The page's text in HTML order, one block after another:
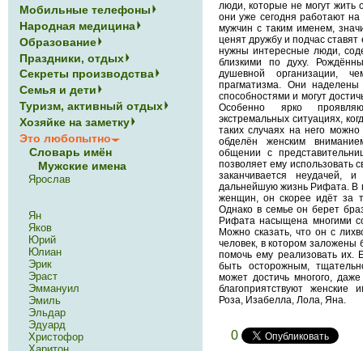
люди, которые не могут жить
они уже сегодня работают
мужчин с таким именем,
ценят дружбу и подчас
нужны интересные люди,
близкими по духу.
душевной организации,
прагматизма. Они наделены
способностями и могут
Особенно ярко
экстремальных ситуациях,
таких случаях на него
обделён женским
общении с
позволяет ему использовать
заканчивается неудачей,
дальнейшую жизнь Рифата. В
женщин, он скорее идёт за
Однако в семье он берет
Рифата насыщена многими
Можно сказать, что он с
человек, в котором заложены
помочь ему реализовать их.
быть осторожным,
может достичь многого,
благоприятствуют
Роза, Изабелла, Лола, Яна.
0
Мобильные телефоны
Народная медицина
Образование
Праздники, отдых
Секреты производства
Семья и дети
Туризм, активный отдых
Хозяйке на заметку
Это любопытно
Словарь имён
Мужские имена
Ярослав
Ян
Яков
Юрий
Юлиан
Эрик
Эраст
Эммануил
Эмиль
Эльдар
Эдуард
Христофор